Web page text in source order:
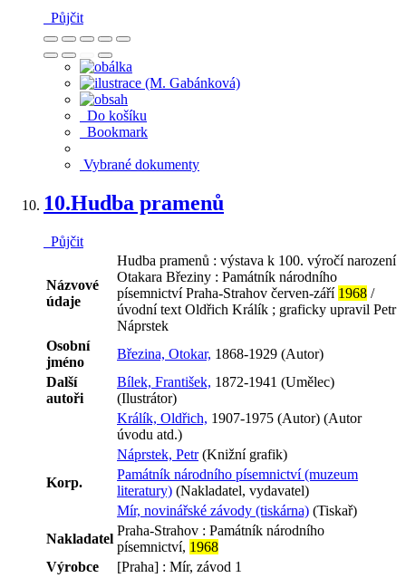
Půjčit
Do košíku
Bookmark
Vybrané dokumenty
10.Hudba pramenů
Půjčit
Názvové
údaje
Hudba pramenů : výstava k 100. výročí narození
Otakara Březiny : Památník národního
písemnictví Praha-Strahov červen-září 1968 /
úvodní text Oldřich Králík ; graficky upravil Petr
Náprstek
Osobní
jméno
Březina, Otokar, 1868-1929 (Autor)
Další
autoři
Bílek, František, 1872-1941 (Umělec)
(Ilustrátor)
Králík, Oldřich, 1907-1975 (Autor) (Autor
úvodu atd.)
Náprstek, Petr(Knižní grafik)
Korp.
Památník národního písemnictví (muzeum
literatury) (Nakladatel, vydavatel)
Mír, novinářské závody (tiskárna) (Tiskař)
Nakladatel
Praha-Strahov : Památník národního
písemnictví, 1968
Výrobce
[Praha] : Mír, závod 1